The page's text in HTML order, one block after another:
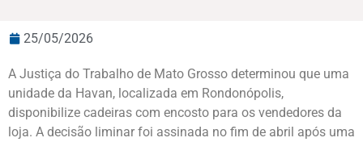
25/05/2026
A Justiça do Trabalho de Mato Grosso determinou que uma
unidade da Havan, localizada em Rondonópolis,
disponibilize cadeiras com encosto para os vendedores da
loja. A decisão liminar foi assinada no fim de abril após uma